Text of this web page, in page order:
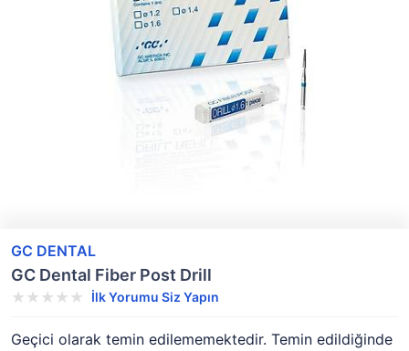
GC DENTAL
GC Dental Fiber Post Drill
İlk Yorumu Siz Yapın
Geçici olarak temin edilememektedir. Temin edildiğinde